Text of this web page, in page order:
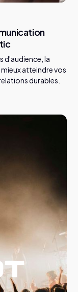
d'audience, la
atteindre vos
durables.